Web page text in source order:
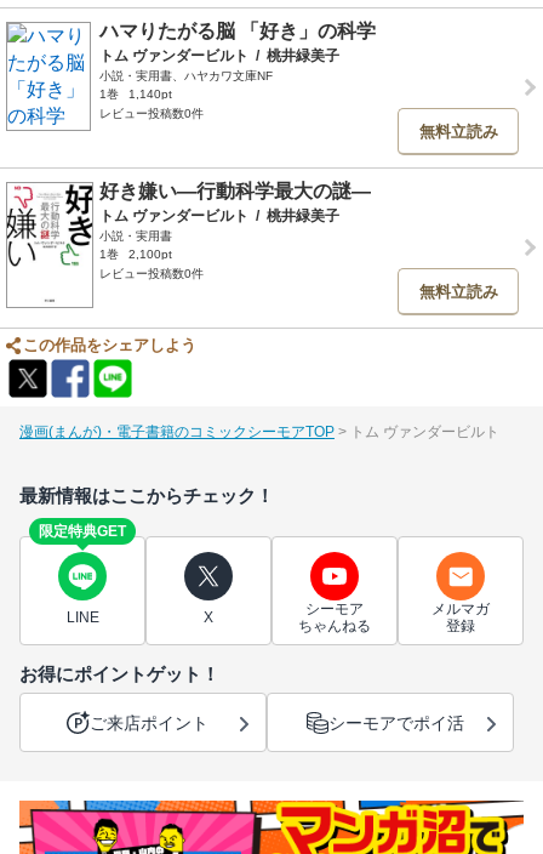
ハマりたがる脳 「好き」の科学
トム ヴァンダービルト / 桃井緑美子
小説・実用書、ハヤカワ文庫NF
1巻
1,140pt
レビュー投稿数0件
無料立読み
好き嫌い―行動科学最大の謎―
トム ヴァンダービルト / 桃井緑美子
小説・実用書
1巻
2,100pt
レビュー投稿数0件
無料立読み
この作品をシェアしよう
漫画(まんが)・電子書籍のコミックシーモアTOP トム ヴァンダービルト
最新情報はここからチェック！
限定特典GET
LINE X
シーモア
ちゃんねる
メルマガ
登録
お得にポイントゲット！
ご来店ポイント シーモアでポイ活